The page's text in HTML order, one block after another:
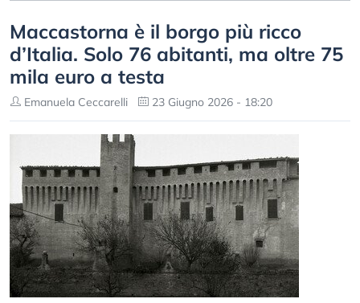
Maccastorna è il borgo più ricco
d’Italia. Solo 76 abitanti, ma oltre 75
mila euro a testa
Emanuela Ceccarelli 23 Giugno 2026 - 18:20